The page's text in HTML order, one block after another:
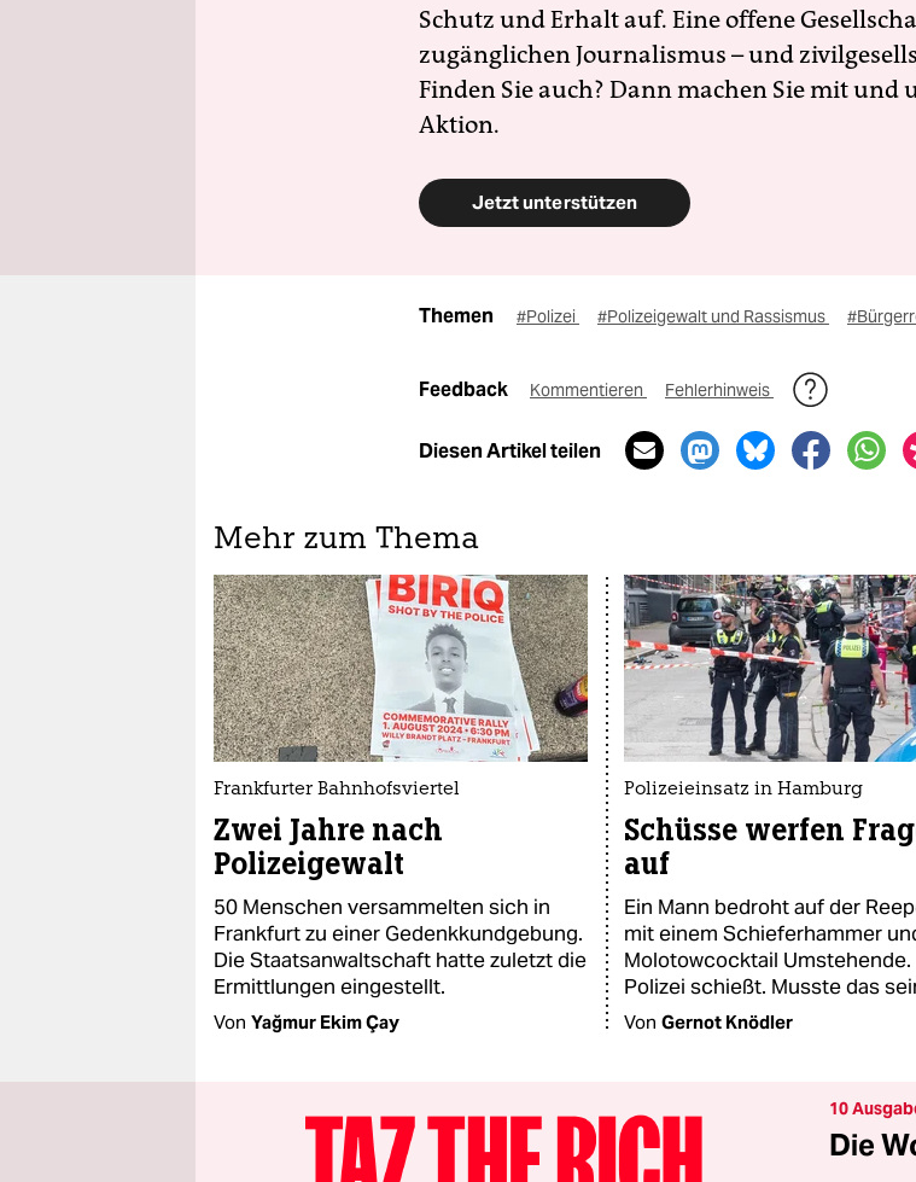
Schutz und Erhalt auf. Eine offene
zugänglichen Journalismus – und
Finden Sie auch? Dann machen Sie mit und
Aktion.
Jetzt unterstützen
Themen #Polizei #Polizeigewalt und Rassismus
Feedback Kommentieren Fehlerhinweis
Diesen Artikel teilen
Mehr zum Thema
Frankfurter Bahnhofsviertel
Zwei Jahre nach
Polizeigewalt
50 Menschen versammelten sich in
Frankfurt zu einer Gedenkkundgebung.
Die Staatsanwaltschaft hatte zuletzt die
Ermittlungen eingestellt.
Von Yağmur Ekim Çay
Polizeieinsatz in Hamburg
Schüsse werfen
auf
Ein Mann bedroht auf der
mit einem Schieferhammer
Molotowcocktail Umstehende.
Polizei schießt. Musste das
Von Gernot Knödler
10
Die